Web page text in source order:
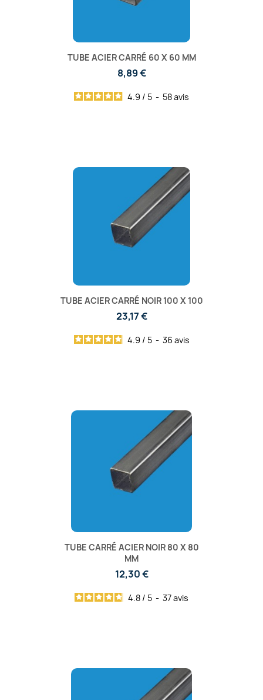
TUBE ACIER CARRÉ 60 X 60 MM
8,89 €
4.9 / 5 - 58avis
TUBE ACIER CARRÉ NOIR 100 X 100
23,17 €
4.9 / 5 - 36 avis
TUBE CARRÉ ACIER NOIR 80 X 80
MM
12,30 €
4.8 / 5 - 37avis